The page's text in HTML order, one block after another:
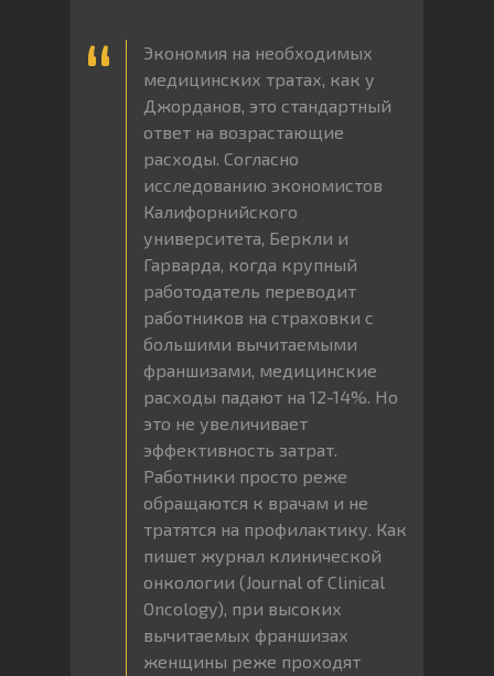
Экономия на необходимых
медицинских тратах, как у
Джорданов, это стандартный
ответ на возрастающие
расходы. Согласно
исследованию экономистов
Калифорнийского
университета, Беркли и
Гарварда, когда крупный
работодатель переводит
работников на страховки с
большими вычитаемыми
франшизами, медицинские
расходы падают на 12-14%. Но
это не увеличивает
эффективность затрат.
Работники просто реже
обращаются к врачам и не
тратятся на профилактику. Как
пишет журнал клинической
онкологии (Journal of Clinical
Oncology), при высоких
вычитаемых франшизах
женщины реже проходят